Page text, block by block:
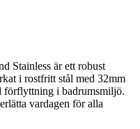
Stainless är ett robust
i rostfritt stål med 32mm
förflyttning i badrumsmiljö.
vardagen för alla